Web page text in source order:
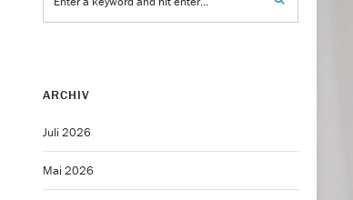
ARCHIV
Juli 2026
Mai 2026